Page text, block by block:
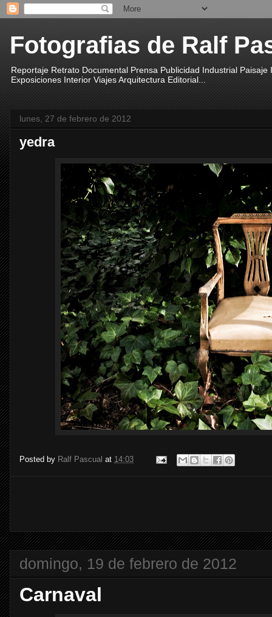
Fotografias de Ralf
Reportaje Retrato Documental Prensa Publicidad Industrial
Exposiciones Interior Viajes Arquitectura Editorial...
lunes, 27 de febrero de 2012
yedra
Posted by Ralf Pascual at 14:03
domingo, 19 de febrero de 2012
Carnaval